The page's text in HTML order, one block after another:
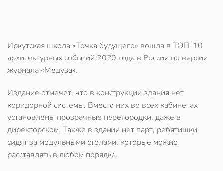
Иркутская школа «Точка будущего» вошла в ТОП-10
архитектурных событий 2020 года в России по версии
журнала «Медуза».
Издание отмечет, что в конструкции здания нет
коридорной системы. Вместо них во всех кабинетах
установлены прозрачные перегородки, даже в
директорском. Также в здании нет парт, ребятишки
сидят за модульными столами, которые можно
расставлять в любом порядке.